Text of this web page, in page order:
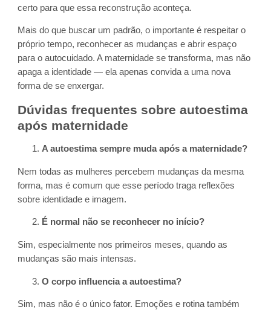
certo para que essa reconstrução aconteça.
Mais do que buscar um padrão, o importante é respeitar o
próprio tempo, reconhecer as mudanças e abrir espaço
para o autocuidado. A maternidade se transforma, mas não
apaga a identidade — ela apenas convida a uma nova
forma de se enxergar.
Dúvidas frequentes sobre autoestima
após maternidade
A autoestima sempre muda após a maternidade?
Nem todas as mulheres percebem mudanças da mesma
forma, mas é comum que esse período traga reflexões
sobre identidade e imagem.
É normal não se reconhecer no início?
Sim, especialmente nos primeiros meses, quando as
mudanças são mais intensas.
O corpo influencia a autoestima?
Sim, mas não é o único fator. Emoções e rotina também